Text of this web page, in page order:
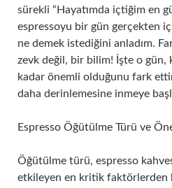
sürekli “Hayatımda içtiğim en
espressoyu bir gün gerçekten
ne demek istediğini anladım.
zevk değil, bir bilim! İşte o gün,
kadar önemli olduğunu fark
daha derinlemesine inmeye
Espresso Öğütülme Türü ve
Öğütülme türü, espresso
etkileyen en kritik faktörlerden